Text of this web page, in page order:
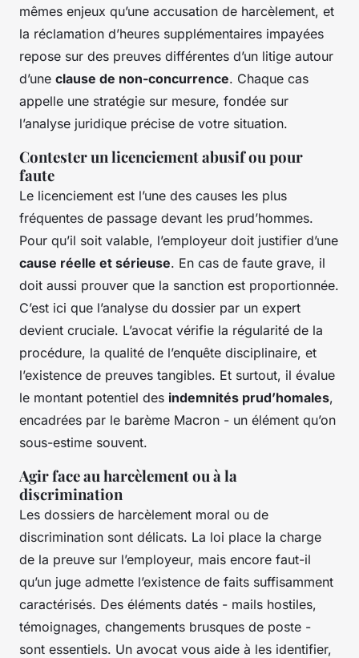
mêmes enjeux qu’une accusation de harcèlement, et
la réclamation d’heures supplémentaires impayées
repose sur des preuves différentes d’un litige autour
d’une clause de non-concurrence. Chaque cas
appelle une stratégie sur mesure, fondée sur
l’analyse juridique précise de votre situation.
Contester un licenciement abusif ou pour
faute
Le licenciement est l’une des causes les plus
fréquentes de passage devant les prud’hommes.
Pour qu’il soit valable, l’employeur doit justifier d’une
cause réelle et sérieuse. En cas de faute grave, il
doit aussi prouver que la sanction est proportionnée.
C’est ici que l’analyse du dossier par un expert
devient cruciale. L’avocat vérifie la régularité de la
procédure, la qualité de l’enquête disciplinaire, et
l’existence de preuves tangibles. Et surtout, il évalue
le montant potentiel des indemnités prud’homales,
encadrées par le barème Macron - un élément qu’on
sous-estime souvent.
Agir face au harcèlement ou à la
discrimination
Les dossiers de harcèlement moral ou de
discrimination sont délicats. La loi place la charge
de la preuve sur l’employeur, mais encore faut-il
qu’un juge admette l’existence de faits suffisamment
caractérisés. Des éléments datés - mails hostiles,
témoignages, changements brusques de poste -
sont essentiels. Un avocat vous aide à les identifier,